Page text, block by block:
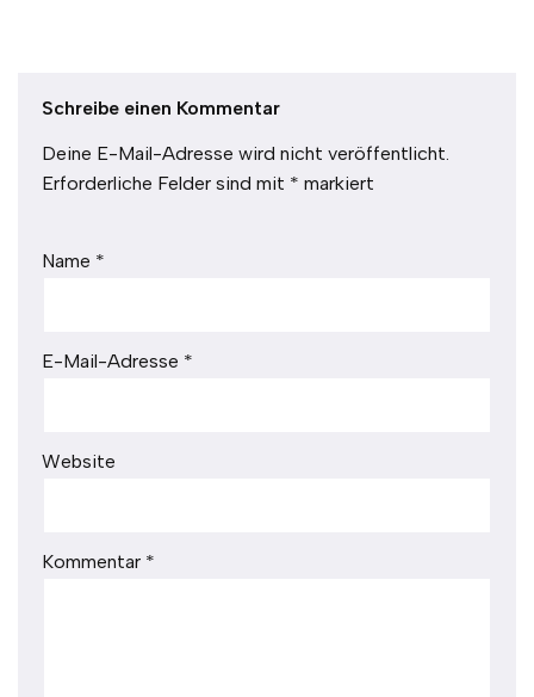
Schreibe einen Kommentar
Deine E-Mail-Adresse wird nicht veröffentlicht.
Erforderliche Felder sind mit * markiert
Name *
E-Mail-Adresse *
Website
Kommentar *